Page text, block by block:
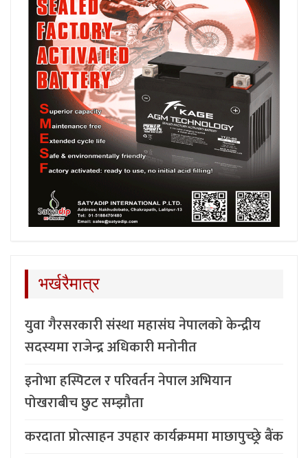
भर्खरैमात्र
युवा गैरसरकारी संस्था महासंघ नेपालको केन्द्रीय
सदस्यमा राजेन्द्र अधिकारी मनोनीत
इनोभा हस्पिटल र परिवर्तन नेपाल अभियान
पोखराबीच छुट सम्झौता
करदाता प्रोत्साहन उपहार कार्यक्रममा माछापुच्छ्र्रे बैंक